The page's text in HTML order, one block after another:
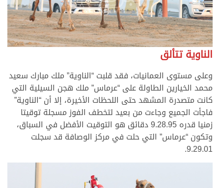
الناوية تتألق
وعلى مستوى العمانيات، فقد قلبت “الناوية” ملك مبارك سعيد
محمد الخيارين الطاولة على “عرماس” ملك هجن السيلية التي
كانت متصدرة المشهد حتى اللحظات الأخيرة، إلا أن “الناوية”
فاجأت الجميع وجاءت من بعيد لتخطف الفوز مسجلة توقيتا
زمنيا قدره 9.28.95 دقائق هو التوقيت الأفضل في السباق،
وتكون “عرماس” التي حلت في مركز الوصافة قد سجلت
9.29.01.